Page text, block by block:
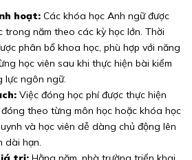
hoạt: Các khóa học Anh ngữ được
trong năm theo các kỳ học lớn. Thời
phân bổ khoa học, phù hợp với năng
học viên sau khi thực hiện bài kiểm
lực ngôn ngữ.
Việc đóng học phí được thực hiện
theo từng môn học hoặc khóa học
và học viên dễ dàng chủ động lên
dài hạn.